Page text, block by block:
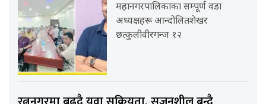
महानगरपालिकाका सम्पूर्ण वडा
अध्यक्षहरू आन्दोलितशेखर
छत्कुलीवीरगन्ज १२